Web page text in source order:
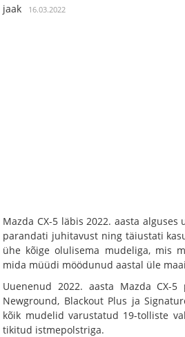
jaak 16.03.2022
Mazda CX-5 läbis 2022. aasta
parandati juhitavust ning täiustati
ühe kõige olulisema mudeliga, mis
mida müüdi möödunud aastal üle
Uuenenud 2022. aasta Mazda CX-
Newground, Blackout Plus ja
kõik mudelid varustatud 19-tolliste
tikitud istmepolstriga.